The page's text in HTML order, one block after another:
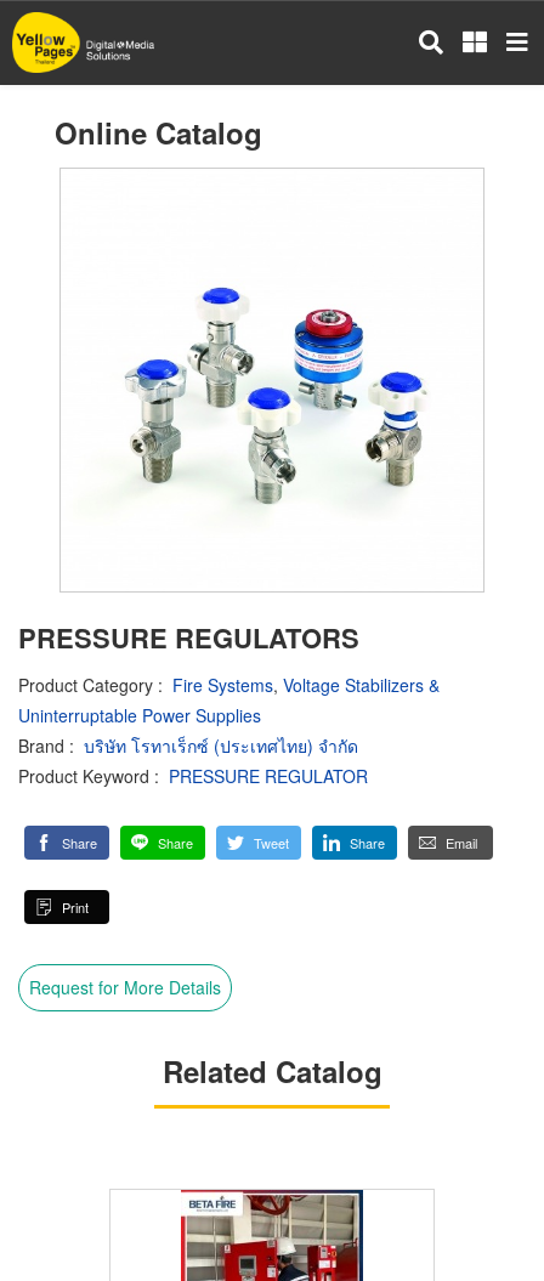
Skip
to
main
Online Catalog
PRESSURE REGULATORS
Product Category : Fire Systems, Voltage Stabilizers &
Uninterruptable Power Supplies
Brand : บริษัท โรทาเร็กซ์ (ประเทศไทย) จำกัด
Product Keyword : PRESSURE REGULATOR
Share Share Tweet Share Email
Print
Request for More Details
Related Catalog